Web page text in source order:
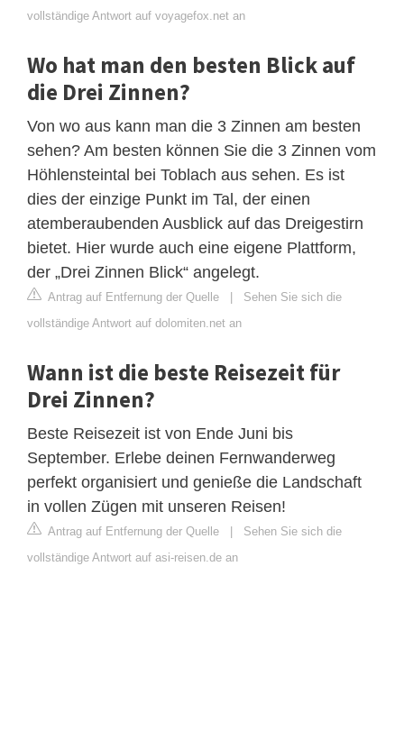
vollständige Antwort auf voyagefox.net an
Wo hat man den besten Blick auf
die Drei Zinnen?
Von wo aus kann man die 3 Zinnen am besten
sehen? Am besten können Sie die 3 Zinnen vom
Höhlensteintal bei Toblach aus sehen. Es ist
dies der einzige Punkt im Tal, der einen
atemberaubenden Ausblick auf das Dreigestirn
bietet. Hier wurde auch eine eigene Plattform,
der „Drei Zinnen Blick“ angelegt.
Antrag auf Entfernung der Quelle | Sehen Sie sich die
vollständige Antwort auf dolomiten.net an
Wann ist die beste Reisezeit für
Drei Zinnen?
Beste Reisezeit ist von Ende Juni bis
September. Erlebe deinen Fernwanderweg
perfekt organisiert und genieße die Landschaft
in vollen Zügen mit unseren Reisen!
Antrag auf Entfernung der Quelle | Sehen Sie sich die
vollständige Antwort auf asi-reisen.de an